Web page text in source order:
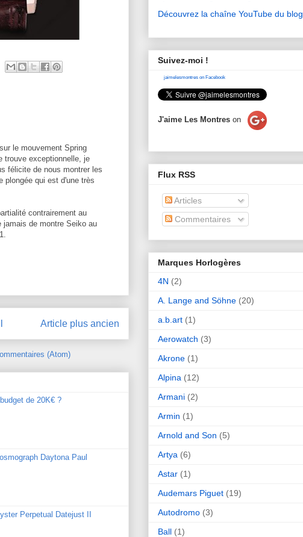
le mouvement Spring
trouve exceptionnelle, je
félicite de nous montrer les
plongée qui est d'une très
contrairement au
jamais de montre Seiko au
Article plus ancien
(Atom)
de 20K€ ?
Daytona Paul
Perpetual Datejust II
Découvrez la chaîne YouTube du blog
Suivez-moi !
jaimelesmontres on Facebook
J'aime Les Montres on
Flux RSS
Articles
Commentaires
Marques Horlogères
4N (2)
A. Lange and Söhne (20)
a.b.art (1)
Aerowatch (3)
Akrone (1)
Alpina (12)
Armani (2)
Armin (1)
Arnold and Son (5)
Artya (6)
Astar (1)
Audemars Piguet (19)
Autodromo (3)
Ball (1)